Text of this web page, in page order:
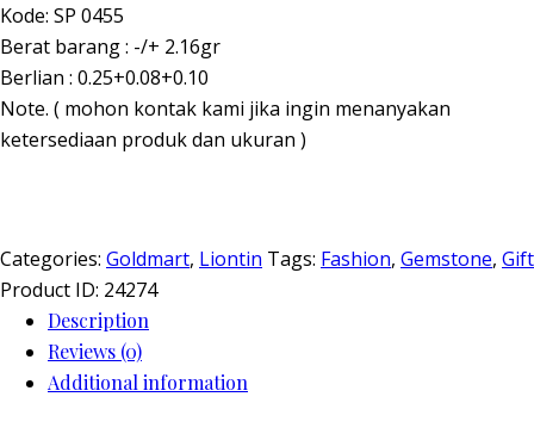
Kode: SP 0455
Berat barang : -/+ 2.16gr
Berlian : 0.25+0.08+0.10
Note. ( mohon kontak kami jika ingin menanyakan
ketersediaan produk dan ukuran )
Categories: Goldmart, Liontin Tags: Fashion, Gemstone, Gift
Product ID: 24274
Description
Reviews (0)
Additional information